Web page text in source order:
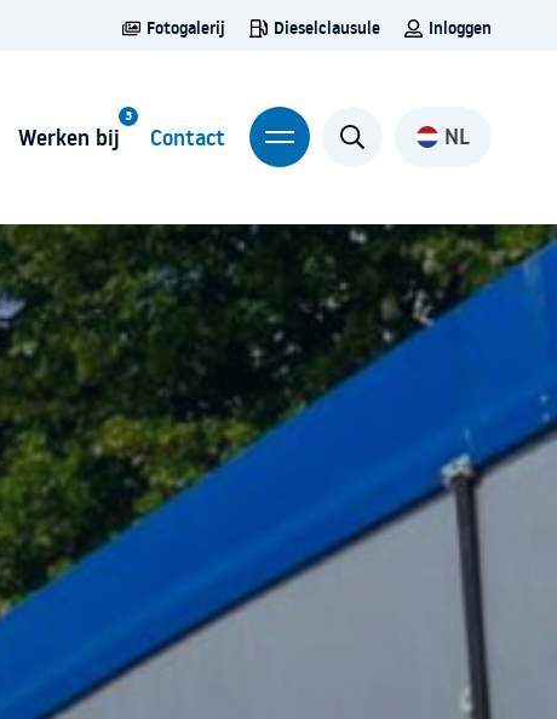
Fotogalerij Dieselclausule Inloggen
Werken bij Contact NL